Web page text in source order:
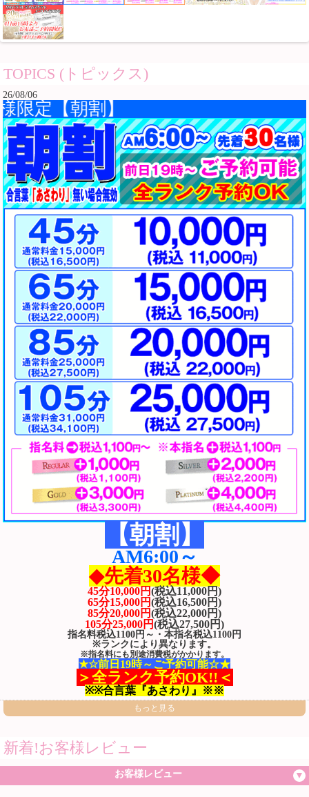
TOPICS (トピックス)
26/08/06
朝割】
【朝割】
AM6:00～
◆先着30名様◆
45分10,000円(税込11,000円)
65分15,000円(税込16,500円)
85分20,000円(税込22,000円)
105分25,000円(税込27,500円)
指名料税込1100円～・ 本指名税込1100円
※ランクにより異なります。
※指名料にも別途消費税がかかります。
★☆前日19時～ご予約可能☆★
＞全ランク予約OK!!＜
※※合言葉『あさわり』※※
もっと見る
新着!お客様レビュー
お客様レビュー